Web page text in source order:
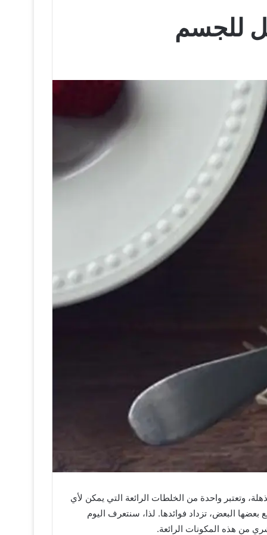
للجسم
وتعتبر واحدة من الخلطات الرائعة التي يمكن لأي
البعض، تزداد فوائدها. لذا، سنتعرف اليوم
من هذه المكونات الرائعة.